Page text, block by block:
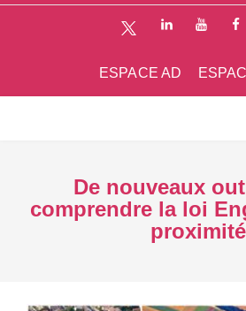
ESPACE AD
De nouveaux
comprendre la loi
proximité